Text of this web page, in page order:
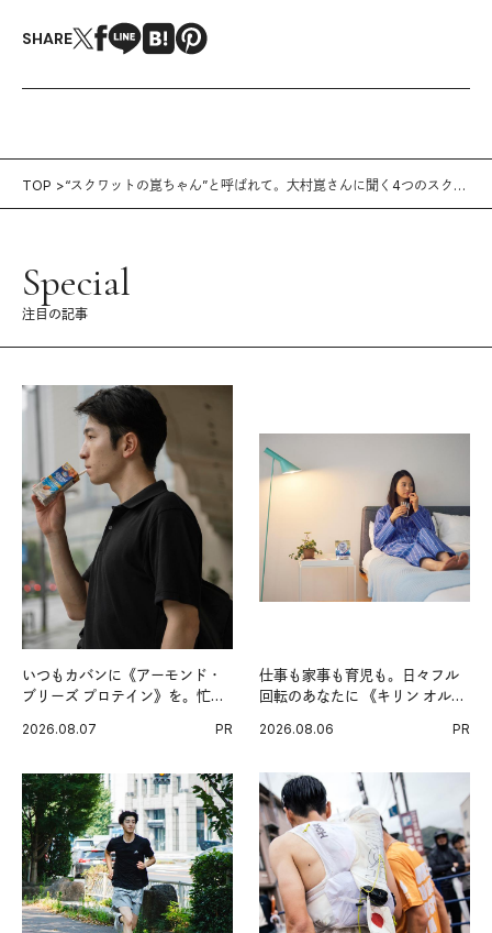
SHARE
TOP
“スクワットの崑ちゃん”と呼ばれて。大村崑さんに聞く4つのスクワ
Special
注目の記事
いつもカバンに《アーモンド・
ブリーズ プロテイン》を。忙し
グ習慣。
2026.08.07 PR
仕事も家事も育児も。日々フル
回転のあなたに 《キリン オルニ
2026.08.06 PR